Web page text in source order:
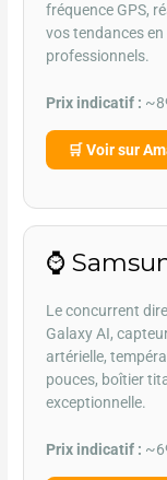
fréquence GPS,
vos tendances
professionnels.
Prix indicatif :
🛒 Voir sur
⌚
Le concurrent
Galaxy AI,
artérielle,
pouces, boîtier
exceptionnelle.
Prix indicatif :